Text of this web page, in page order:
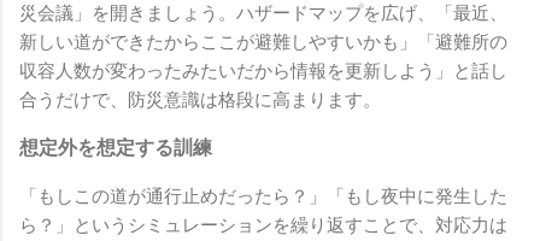
災会議」を開きましょう。ハザードマップを広げ、「最近、
新しい道ができたからここが避難しやすいかも」「避難所の
収容人数が変わったみたいだから情報を更新しよう」と話し
合うだけで、防災意識は格段に高まります。
想定外を想定する訓練
「もしこの道が通行止めだったら？」「もし夜中に発生した
ら？」というシミュレーションを繰り返すことで、対応力は